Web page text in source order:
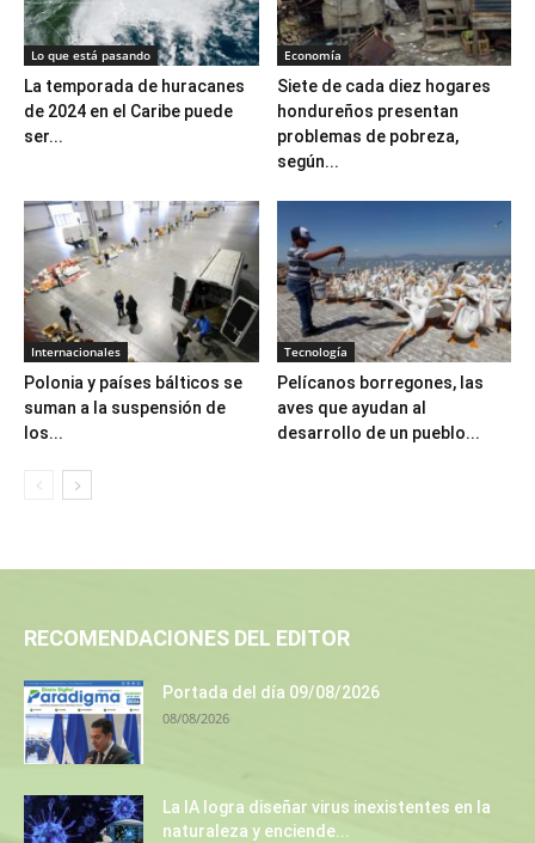
Lo que está pasando
La temporada de huracanes
de 2024 en el Caribe puede
ser...
Economía
Siete de cada diez hogares
hondureños presentan
problemas de pobreza,
según...
Internacionales
Polonia y países bálticos se
suman a la suspensión de
los...
Tecnología
Pelícanos borregones, las
aves que ayudan al
desarrollo de un pueblo...
RECOMENDACIONES DEL EDITOR
Portada del día 09/08/2026
08/08/2026
La IA logra diseñar virus inexistentes en la
naturaleza y enciende...